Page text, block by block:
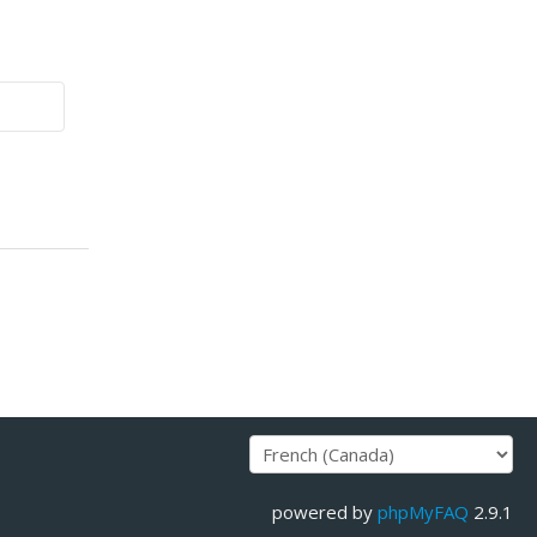
powered by phpMyFAQ 2.9.1